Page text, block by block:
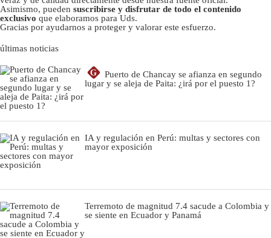
Asimismo, pueden suscribirse y disfrutar de todo el contenido
exclusivo que elaboramos para Uds.
Gracias por ayudarnos a proteger y valorar este esfuerzo.
últimas noticias
G
Puerto de Chancay se afianza en segundo
lugar y se aleja de Paita: ¿irá por el puesto 1?
IA y regulación en Perú: multas y sectores con
mayor exposición
Terremoto de magnitud 7.4 sacude a Colombia y
se siente en Ecuador y Panamá